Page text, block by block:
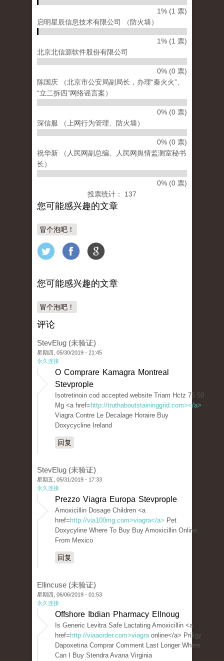
1% (1 票)
启明星辰信息技术有限公司 （防火墙）
1% (1 票)
北京北信源软件股份有限公司
0% (0 票)
陈国庆 （北京市公安局副局长，办理“秦火火”、
“立二拆四”网络谣言案）
0% (0 票)
深信服 （上网行为管理、防火墙）
0% (0 票)
祝华新 （人民网副总编、人民网舆情监测室秘书
长）
0% (0 票)
投票统计： 137
您可能感兴趣的文章
冒个泡吧！
您可能感兴趣的文章
冒个泡吧！
评论
StevElug (未验证)
星期四, 05/30/2019 - 21:45
永久连接
O Comprare Kamagra Montreal
Stevprople
Isotretinoin cod accepted website Triam Hctz 75 50
Mg <a href= http://truthaboutstaininggrid.com></a>
Viagra Contre Le Decalage Horaire Buy
Doxycycline Ireland
回复
StevElug (未验证)
星期五, 05/31/2019 - 17:33
永久连接
Prezzo Viagra Europa Stevprople
Amoxicillin Dosage Children <a
href= http://via100mg.com>viagra</a> Pet
Doxycyline Where To Buy Buy Amoxicillin Online
From Mexico
回复
Ellincuse (未验证)
星期四, 06/06/2019 - 01:53
永久连接
Offshore Ibdian Pharmacy Ellnoug
Is Generic Levitra Safe Lactating Amoxicillin <a
href= http://viaaorder.com>viagraonline</a> Priligy
Dapoxetina Comprar Comment Last Longer Where
Can I Buy Stendra Avana Virginia